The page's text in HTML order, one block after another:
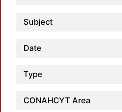
Subject
Date
Type
CONAHCYT Area